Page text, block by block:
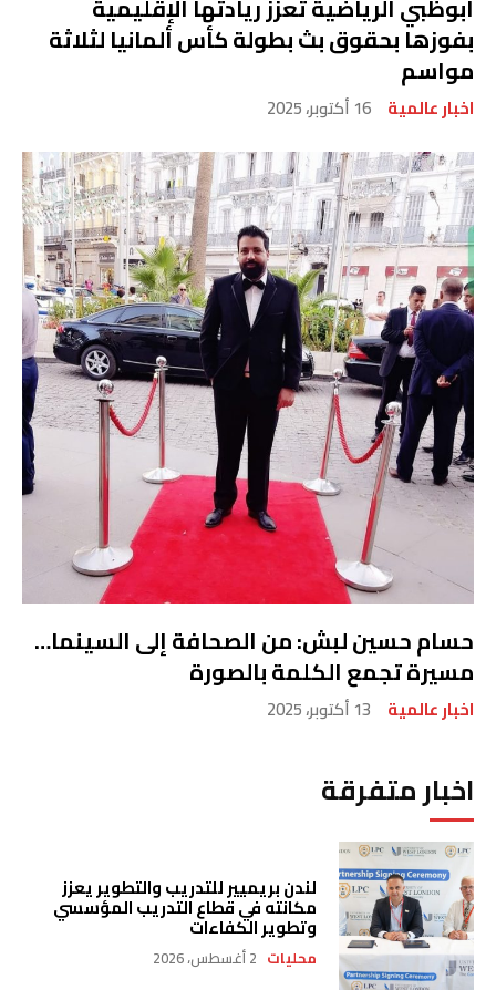
أبوظبي الرياضية تعزز ريادتها الإقليمية
بفوزها بحقوق بث بطولة كأس ألمانيا لثلاثة
مواسم
اخبار عالمية 16 أكتوبر، 2025
حسام حسين لبش: من الصحافة إلى السينما…
مسيرة تجمع الكلمة بالصورة
اخبار عالمية 13 أكتوبر، 2025
اخبار متفرقة
لندن بريميير للتدريب والتطوير يعزز
مكانته في قطاع التدريب المؤسسي
وتطوير الكفاءات
محليات 2 أغسطس، 2026